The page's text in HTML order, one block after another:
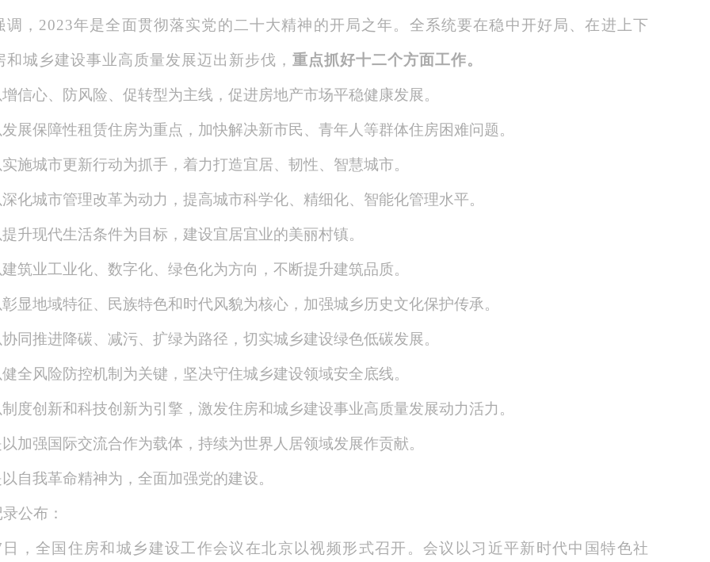
调，2023年是全面贯彻落实党的二十大精神的开局之年。全系统要在稳中开好局、在进上下
和城乡建设事业高质量发展迈出新步伐， 重点抓好十二个方面工作。
信心、防风险、促转型为主线，促进房地产市场平稳健康发展。
展保障性租赁住房为重点，加快解决新市民、青年人等群体住房困难问题。
施城市更新行动为抓手，着力打造宜居、韧性、智慧城市。
化城市管理改革为动力，提高城市科学化、精细化、智能化管理水平。
升现代生活条件为目标，建设宜居宜业的美丽村镇。
筑业工业化、数字化、绿色化为方向，不断提升建筑品质。
显地域特征、民族特色和时代风貌为核心，加强城乡历史文化保护传承。
同推进降碳、减污、扩绿为路径，切实城乡建设绿色低碳发展。
全风险防控机制为关键，坚决守住城乡建设领域安全底线。
度创新和科技创新为引擎，激发住房和城乡建设事业高质量发展动力活力。
加强国际交流合作为载体，持续为世界人居领域发展作贡献。
自我革命精神为，全面加强党的建设。
公布：
，全国住房和城乡建设工作会议在北京以视频形式召开。会议以习近平新时代中国特色社